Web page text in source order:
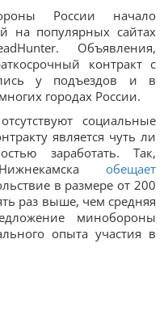
России начало
на популярных сайтах
Объявления,
контракт с
у подъездов и в
городах России.
социальные
является чуть ли
заработать. Так,
обещает
в размере от 200
раз выше, чем средняя
минобороны
опыта участия в